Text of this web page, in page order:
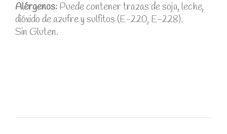
Alérgenos:Puede contener trazas de soja, leche,
dióxido de azufre y sulfitos (E-220, E-228).
Sin Gluten.